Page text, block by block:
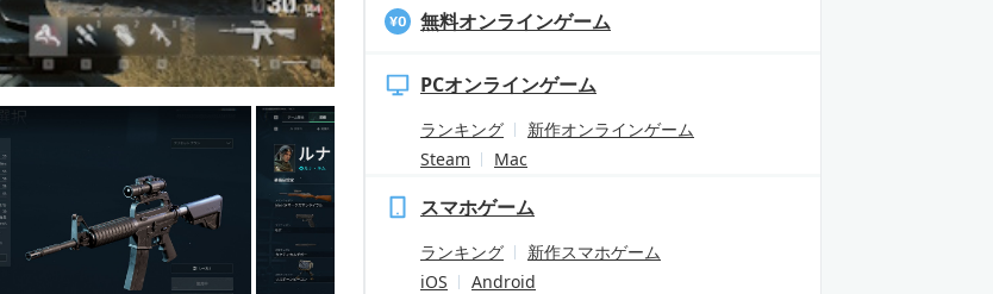
無料オンラインゲーム
PCオンラインゲーム
ランキング
新作オンラインゲーム
Steam
Mac
スマホゲーム
ランキング
新作スマホゲーム
iOS
Android